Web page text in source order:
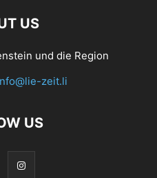
US
und die Region
zeit.li
US